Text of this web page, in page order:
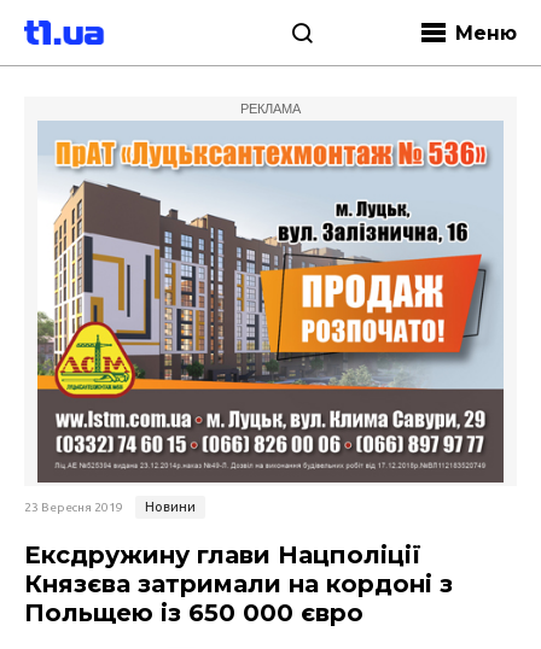
Меню
РЕКЛАМА
23 Вересня 2019 Новини
Ексдружину глави Нацполіції
Князєва затримали на кордоні з
Польщею із 650 000 євро